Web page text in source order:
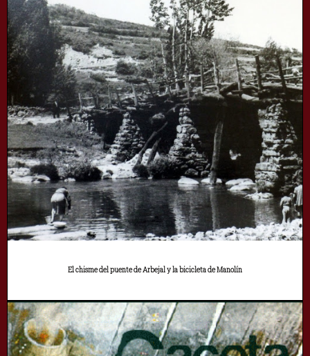
El chisme del puente de Arbejal y la bicicleta de Manolín